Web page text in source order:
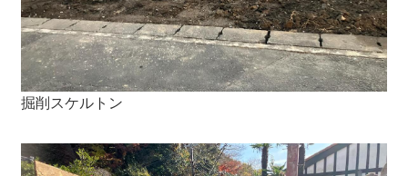
掘削スケルトン